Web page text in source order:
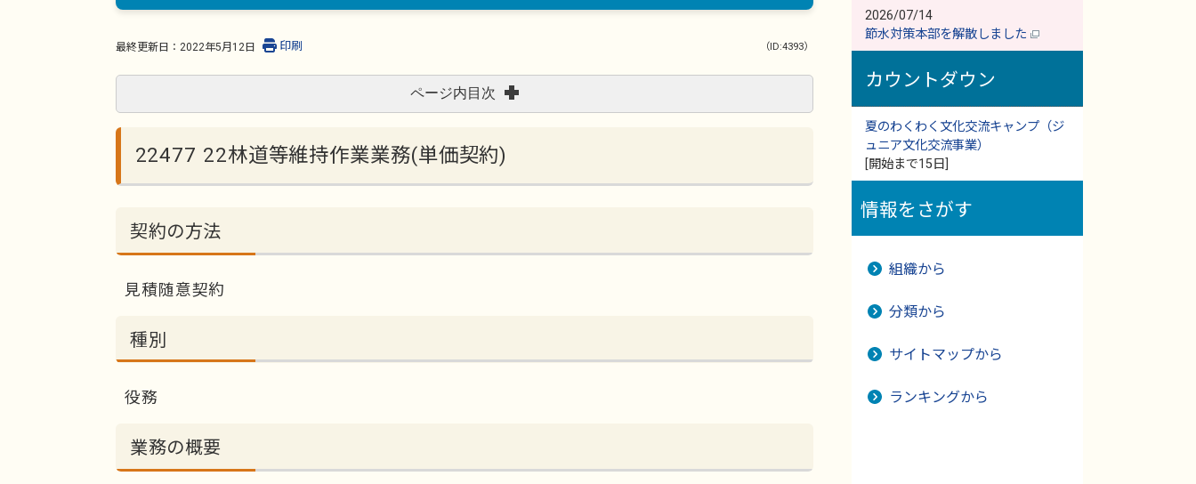
最終更新日： 2022年5月12日 （ID:4393）
印刷
ページ内目次
22477 22林道等維持作業業務(単価契約)
契約の方法
見積随意契約
種別
役務
業務の概要
2026/07/14
節水対策本部を解散しました
カウントダウン
夏のわくわく文化交流キャンプ（ジ
ュニア文化交流事業）
[開始まで15日]
情報をさがす
組織から
分類から
サイトマップから
ランキングから